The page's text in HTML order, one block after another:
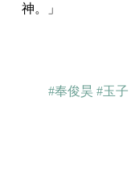
神。」
#奉俊昊 #玉子